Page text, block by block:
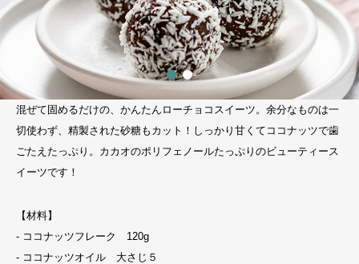
混ぜて固めるだけの、かんたんローチョコスイーツ。余分なものは一
切使わず、精製された砂糖もカット！しっかり甘くてココナッツで歯
ごたえたっぷり。カカオのポリフェノールたっぷりのビューティース
イーツです！
【材料】
- ココナッツフレーク 120g
- ココナッツオイル 大さじ５